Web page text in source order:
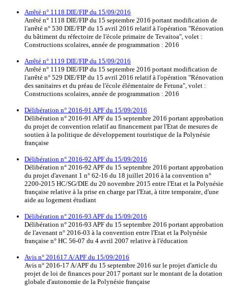
Arrêté n° 1118 DIE/FIP du 15/09/2016
Arrêté n° 1118 DIE/FIP du 15 septembre 2016 portant modification de
l'arrêté n° 530 DIE/FIP du 15 avril 2016 relatif à l'opération "Rénovation
du bâtiment du réfectoire de l'école primaire de Tevaitoa", volet :
Constructions scolaires, année de programmation : 2016
Arrêté n° 1119 DIE/FIP du 15/09/2016
Arrêté n° 1119 DIE/FIP du 15 septembre 2016 portant modification de
l'arrêté n° 529 DIE/FIP du 15 avril 2016 relatif à l'opération "Rénovation
des sanitaires et du préau de l'école élémentaire de Fetuna", volet :
Constructions scolaires, année de programmation : 2016
Délibération n° 2016-91 APF du 15/09/2016
Délibération n° 2016-91 APF du 15 septembre 2016 portant approbation
du projet de convention relatif au financement par l'Etat de mesures de
soutien à la politique de développement touristique de la Polynésie
française
Délibération n° 2016-92 APF du 15/09/2016
Délibération n° 2016-92 APF du 15 septembre 2016 portant approbation
du projet d'avenant 1 n° 62-16 du 18 juillet 2016 à la convention n°
2200-2015 HC/SG/DIE du 20 novembre 2015 entre l'Etat et la Polynésie
française relative à la prise en charge par l'Etat, à titre temporaire, d'une
aide au logement étudiant
Délibération n° 2016-93 APF du 15/09/2016
Délibération n° 2016-93 APF du 15 septembre 2016 portant approbation
de l'avenant n° 2016-03 à la convention entre l'Etat et la Polynésie
française n° HC 56-07 du 4 avril 2007 relative à l'éducation
Avis n° 201617 A/APF du 15/09/2016
Avis n° 2016-17 A/APF du 15 septembre 2016 sur le projet d'article du
projet de loi de finances pour 2017 portant sur le montant de la dotation
globale d'autonomie de la Polynésie française